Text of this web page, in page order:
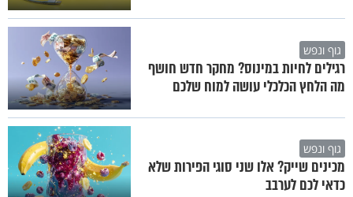
גוף ונפש
רגילים לחיות במינוס? מחקר חדש חושף
מה הלחץ הכלכלי עושה למוח שלכם
גוף ונפש
מכינים שייק? אלו שני סוגי הפירות שלא
כדאי לכם לערבב